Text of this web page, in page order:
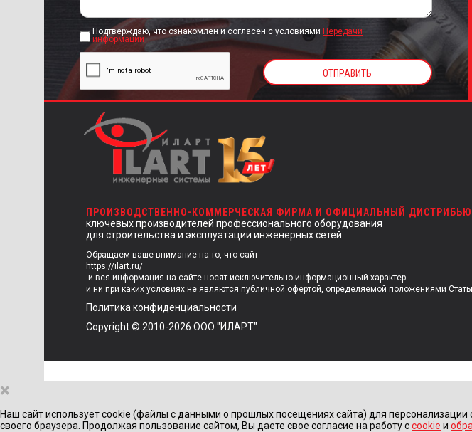
Подтверждаю, что ознакомлен и согласен с условиями Передачи
информации
ПРОИЗВОДСТВЕННО-КОММЕРЧЕСКАЯ ФИРМА И ОФИЦИАЛЬНЫЙ
ключевых производителей профессионального оборудования
для строительства и эксплуатации инженерных сетей
Обращаем ваше внимание на то, что сайт
https://ilart.ru/
и вся информация на сайте носят исключительно информационный характер
и ни при каких условиях не являются публичной офертой, определяемой положениями
Политика конфиденциальности
Copyright © 2010-2026 ООО "ИЛАРТ"
×
Наш сайт использует cookie (файлы с данными о прошлых посещениях сайта) для
своего браузера. Продолжая пользование сайтом, Вы даете свое согласие на работу сcookie и